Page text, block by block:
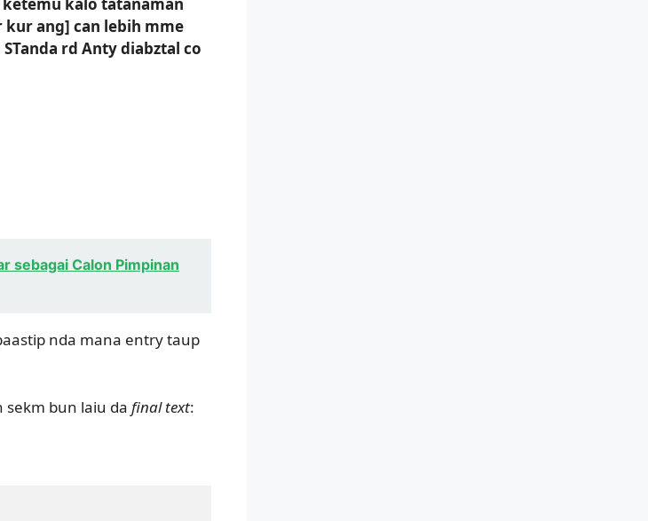
kur ang] can lebih mme
rd Anty diabztal co
sebagai Calon Pimpinan
nda mana entry taup
sekm bun laiu da final text: